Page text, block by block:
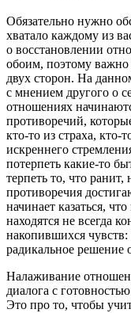
Обязательно нужно
хватало каждому из
о восстановлении
обоим, поэтому важно
двух сторон. На
с мнением другого о
отношениях
противоречий,
кто-то из страха, кто-
искреннего
потерпеть какие-то
терпеть то, что ранит,
противоречия
начинает казаться,
находятся не всегда
накопившихся
радикальное решение
Налаживание
диалога с
Это про то, чтобы